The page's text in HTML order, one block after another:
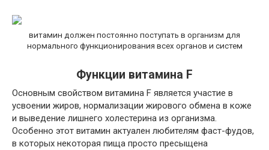
витамин должен постоянно поступать в организм для
нормального функционирования всех органов и систем
Функции витамина F
Основным свойством витамина F является участие в
усвоении жиров, нормализации жирового обмена в коже
и выведение лишнего холестерина из организма.
Особенно этот витамин актуален любителям фаст-фудов,
в которых некоторая пища просто пресыщена